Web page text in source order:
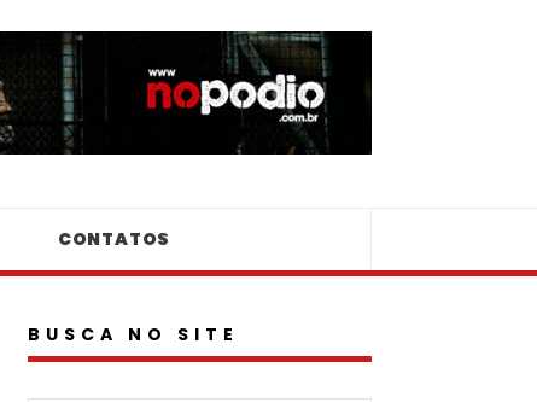
CONTATOS
BUSCA NO SITE